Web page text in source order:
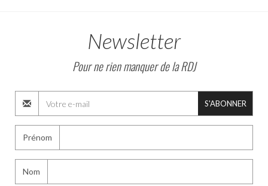
Newsletter
Pour ne rien manquer de la RDJ
S'ABONNER
Prénom
Nom